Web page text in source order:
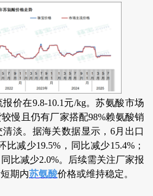
价在9.8-10.1元/kg。苏氨酸市场
慢且仍有厂家搭配98%赖氨酸销
淡。据海关数据显示，6月出口
减少19.5%，同比减少15.4%；
比减少2.0%。后续需关注厂家报
期内苏氨酸价格或维持稳定。